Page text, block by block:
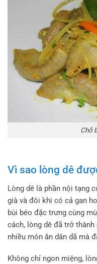
Chỗ
Vì sao lòng dê
Lòng dê là phần nội tạng
già và đôi khi có cả gan
bùi béo đặc trưng cùng
cách, lòng dê đã trở
nhiều món ăn dân dã mà
Không chỉ ngon miệng,